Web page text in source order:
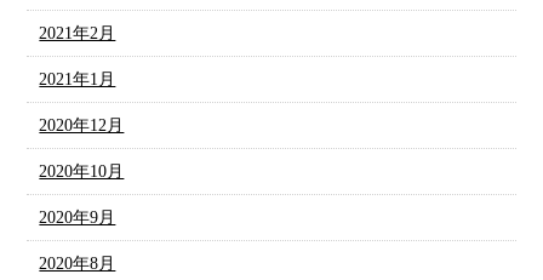
2021年2月
2021年1月
2020年12月
2020年10月
2020年9月
2020年8月